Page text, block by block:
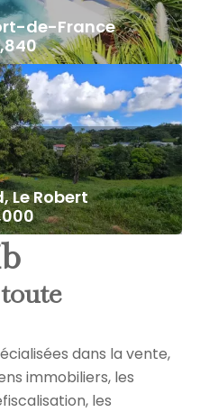
de-France
Le Robert
dans la vente,
immobiliers, les
les